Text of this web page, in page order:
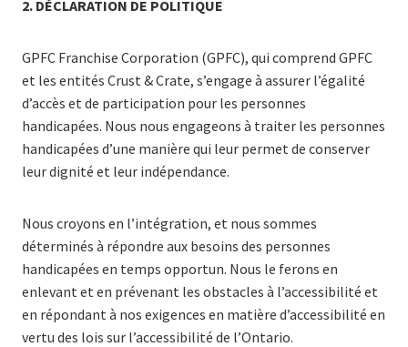
2. DÉCLARATION DE POLITIQUE
GPFC Franchise Corporation (GPFC), qui comprend GPFC
et les entités Crust & Crate, s’engage à assurer l’égalité
d’accès et de participation pour les personnes
handicapées. Nous nous engageons à traiter les personnes
handicapées d’une manière qui leur permet de conserver
leur dignité et leur indépendance.
Nous croyons en l’intégration, et nous sommes
déterminés à répondre aux besoins des personnes
handicapées en temps opportun. Nous le ferons en
enlevant et en prévenant les obstacles à l’accessibilité et
en répondant à nos exigences en matière d’accessibilité en
vertu des lois sur l’accessibilité de l’Ontario.